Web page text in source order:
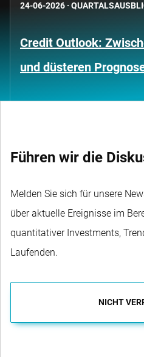
24-06-2026 ·
Credit Outlook:
und düsteren
Führen wir die
Melden Sie sich für unsere
über aktuelle Ereignisse im
quantitativer Investments,
Laufenden.
NICHT